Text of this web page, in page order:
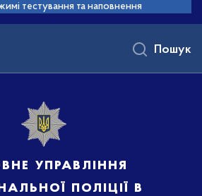
тестування та наповнення
управління
поліції в
Пошук